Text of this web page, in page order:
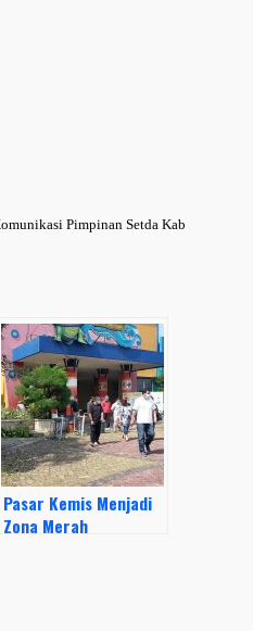
Pimpinan Setda Kab
Pasar Kemis Menjadi
Zona Merah